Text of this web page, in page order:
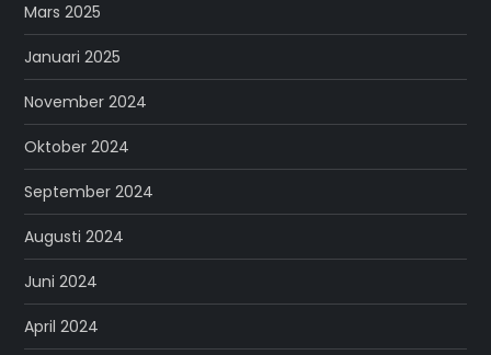
Mars 2025
Januari 2025
November 2024
Oktober 2024
September 2024
Augusti 2024
Juni 2024
April 2024